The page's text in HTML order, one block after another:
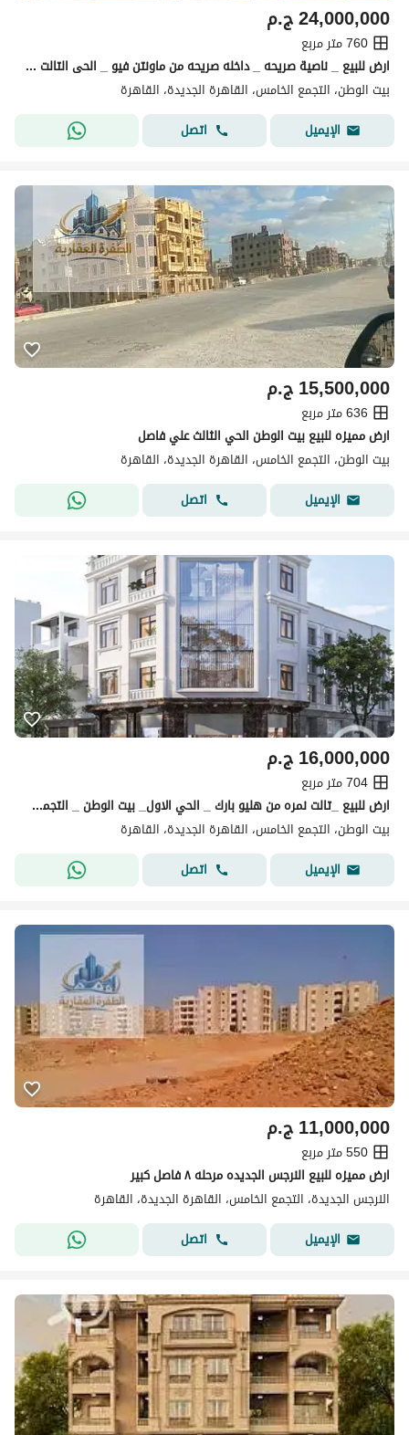
ج.م24,000,000
760 متر مربع
ارض للبيع _ ناصية صريحه _ داخله صريحه من ماونتن فيو _ الحى التالت _ بيت الوطن _ التجمع الخامس
بيت الوطن، التجمع الخامس، القاهرة الجديدة، القاهرة
الإيميل
اتصل
ج.م15,500,000
636 متر مربع
ارض مميزه للبيع بيت الوطن الحي الثالث علي فاصل
بيت الوطن، التجمع الخامس، القاهرة الجديدة، القاهرة
الإيميل
اتصل
ج.م16,000,000
704 متر مربع
ارض للبيع _تالت نمره من هليو بارك _ الحي الاول_ بيت الوطن _ التجمع الخامس _ القاهرة الجديدة
بيت الوطن، التجمع الخامس، القاهرة الجديدة، القاهرة
الإيميل
اتصل
ج.م11,000,000
550 متر مربع
ارض مميزه للبيع النرجس الجديده مرحله ٨ فاصل كبير
النرجس الجديدة، التجمع الخامس، القاهرة الجديدة، القاهرة
الإيميل
اتصل